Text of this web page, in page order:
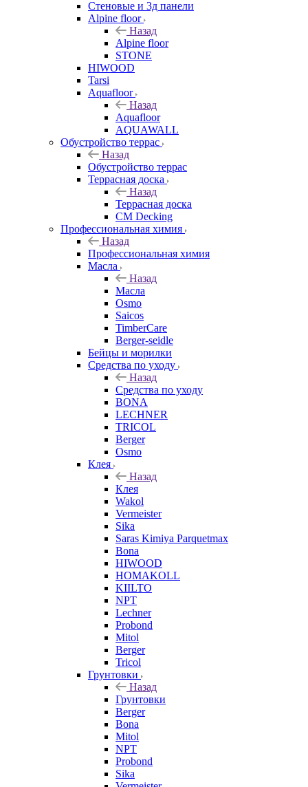
Стеновые и 3д панели
Alpine floor
Назад
Alpine floor
STONE
HIWOOD
Tarsi
Aquafloor
Назад
Aquafloor
AQUAWALL
Обустройство террас
Назад
Обустройство террас
Террасная доска
Назад
Террасная доска
CM Decking
Профессиональная химия
Назад
Профессиональная химия
Масла
Назад
Масла
Osmo
Saicos
TimberCare
Berger-seidle
Бейцы и морилки
Средства по уходу
Назад
Средства по уходу
BONA
LECHNER
TRICOL
Berger
Osmo
Клея
Назад
Клея
Wakol
Vermeister
Sika
Saras Kimiya Parquetmax
Bona
HIWOOD
HOMAKOLL
KIILTO
NPT
Lechner
Probond
Mitol
Berger
Tricol
Грунтовки
Назад
Грунтовки
Berger
Bona
Mitol
NPT
Probond
Sika